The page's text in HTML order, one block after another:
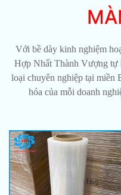
Với bề dày kinh nghiệm
Hợp Nhất Thành Vượng tự
loại chuyên nghiệp tại miền
hóa của mỗi doanh